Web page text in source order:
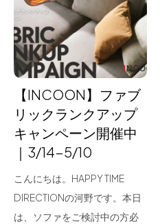
About us
for Business
Recruit
Contact
【INCOON】ファブ
リックランクアップ
キャンペーン開催中
｜3/14-5/10
こんにちは。HAPPY TIME
DIRECTIONの河野です。本日
は、ソファをご検討中の方必